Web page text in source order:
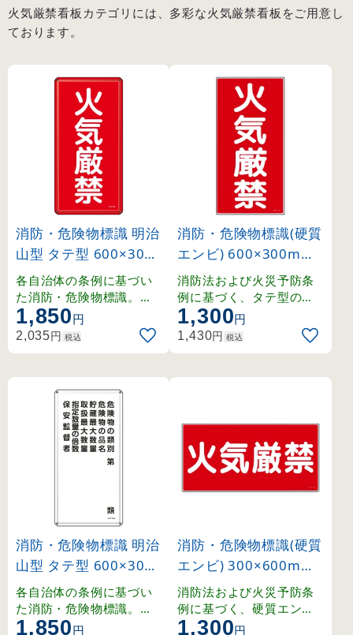
火気厳禁看板カテゴリには、多彩な火気厳禁看板をご用意し
ております。
消防・危険物標識 明治
山型 タテ型 600×300
mm 火気厳禁 スチー
ル (53101)
各自治体の条例に基づい
た消防・危険物標識。強
度を確保しつつ軽量化さ
れた明治山型仕様。
1,850円
2,035円 税込
消防・危険物標識(硬質
エンビ) 600×300mm
タテ型 火気厳禁 (5200
1)
消防法および火災予防条
例に基づく、タテ型の硬
質エンビ製危険物標識。
1,300円
1,430円 税込
消防・危険物標識 明治
山型 タテ型 600×300
mm 危険物の類別・保
安監督者 スチール (53
116)
各自治体の条例に基づい
た消防・危険物標識。強
度を確保しつつ軽量化さ
1,850円
消防・危険物標識(硬質
エンビ) 300×600mm
ヨコ型 火気厳禁 (5400
1)
消防法および火災予防条
例に基づく、硬質エンビ
製の危険物標識。摩擦や
1,300円